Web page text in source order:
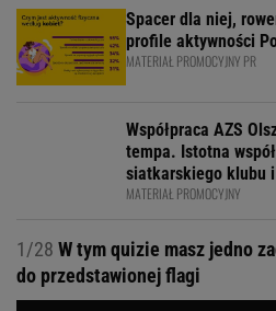
Spacer dla niej,
profile aktywności
MATERIAŁ PROMOCYJNY PR
Współpraca AZS
tempa. Istotna
siatkarskiego klubu
MATERIAŁ PROMOCYJNY
1/28 W tym quizie masz jedno
do przedstawionej flagi